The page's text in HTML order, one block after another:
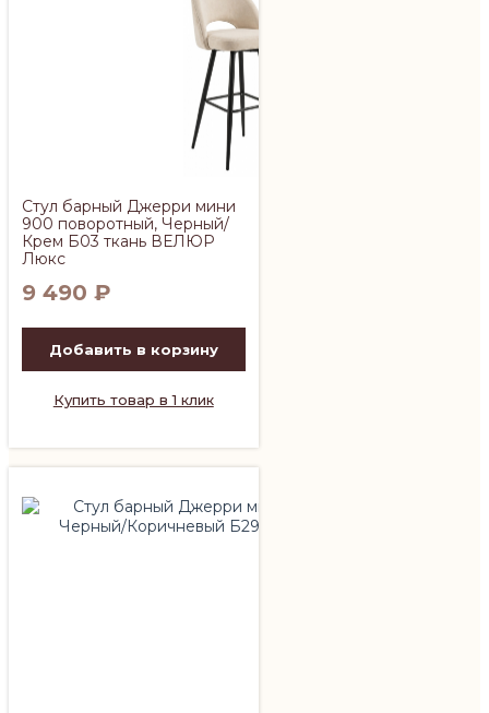
Стул барный Джерри мини
900 поворотный, Черный/
Крем Б03 ткань ВЕЛЮР
Люкс
9 490 ₽
Добавить в корзину
Купить товар в 1 клик